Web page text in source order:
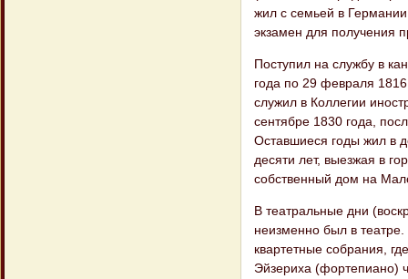
жил с семьей в
экзамен для получения
Поступил на службу в
года по 29 февраля
служил в Коллегии
сентябре 1830 года,
Оставшиеся годы жил в
десяти лет, выезжая в
собственный дом на
В театральные дни
неизменно был в
квартетные собрания,
Эйзериха (фортепиано)